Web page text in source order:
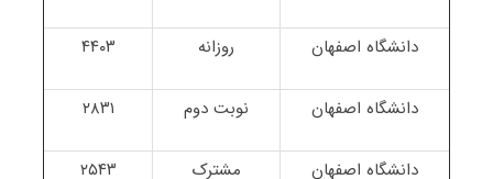
دانشگاه اصفهان روزانه ۴۴۰۳
دانشگاه اصفهان نوبت دوم ۲۸۳۱
دانشگاه اصفهان مشترک ۲۵۴۳